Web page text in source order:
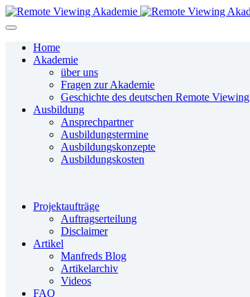
Home
Akademie
über uns
Fragen zur Akademie
Geschichte des deutschen Remote Viewing
Ausbildung
Ansprechpartner
Ausbildungstermine
Ausbildungskonzepte
Ausbildungskosten
Projektaufträge
Auftragserteilung
Disclaimer
Artikel
Manfreds Blog
Artikelarchiv
Videos
FAQ